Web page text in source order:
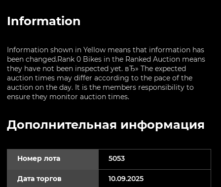
Information
Information shown in Yellow means that information has
been changed.Rank 0 Bikes in the Ranked Auction means
they have not been inspected yet. вЂ» The expected
auction times may differ according to the pace of the
auction on the day. It is the members responsibility to
ensure they monitor auction times.
Дополнительная информация
Номер лота 5053
Дата торгов 10.09.2025